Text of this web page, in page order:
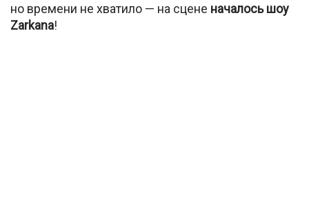
но времени не хватило — на сцене началось шоу
Zarkana!